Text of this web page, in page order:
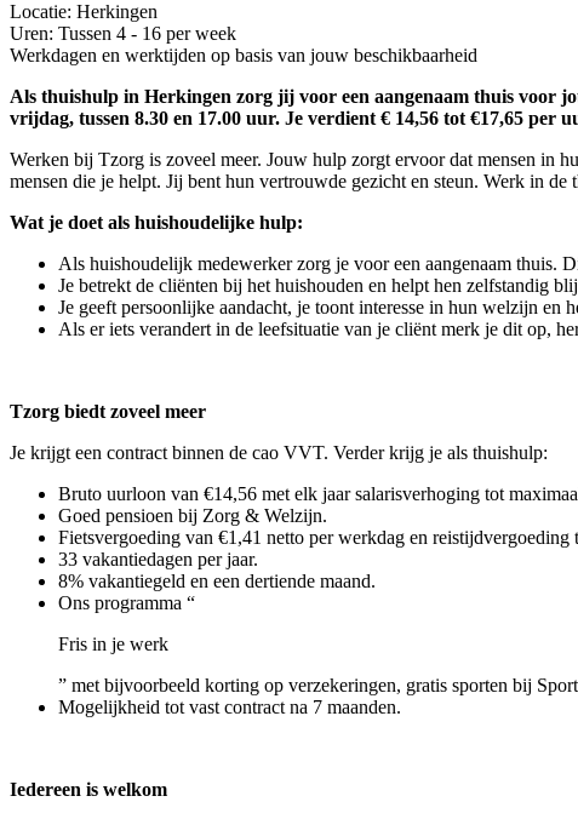
Locatie: Herkingen
Uren: Tussen 4 - 16 per week
Werkdagen en werktijden op basis van jouw beschikbaarheid
Als thuishulp in Herkingen zorg jij voor een aangenaam thuis voor
vrijdag, tussen 8.30 en 17.00 uur. Je verdient € 14,56 tot €17,65 per
Werken bij Tzorg is zoveel meer. Jouw hulp zorgt ervoor dat mensen in
mensen die je helpt. Jij bent hun vertrouwde gezicht en steun. Werk in
Wat je doet als huishoudelijke hulp:
Als huishoudelijk medewerker zorg je voor een aangenaam thuis.
Je betrekt de cliënten bij het huishouden en helpt hen zelfstandig
Je geeft persoonlijke aandacht, je toont interesse in hun welzijn en
Als er iets verandert in de leefsituatie van je cliënt merk je dit op,
Tzorg biedt zoveel meer
Je krijgt een contract binnen de cao VVT. Verder krijg je als thuishulp:
Bruto uurloon van €14,56 met elk jaar salarisverhoging tot
Goed pensioen bij Zorg & Welzijn.
Fietsvergoeding van €1,41 netto per werkdag en reistijdvergoeding
33 vakantiedagen per jaar.
8% vakantiegeld en een dertiende maand.
Ons programma “
Fris in je werk
” met bijvoorbeeld korting op verzekeringen, gratis sporten bij
Mogelijkheid tot vast contract na 7 maanden.
Iedereen is welkom